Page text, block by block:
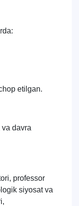
etilgan.
davra
professor
siyosat va